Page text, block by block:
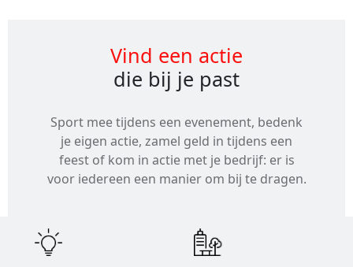
Vind een actie
die bij je past
Sport mee tijdens een evenement, bedenk
je eigen actie, zamel geld in tijdens een
feest of kom in actie met je bedrijf: er is
voor iedereen een manier om bij te dragen.